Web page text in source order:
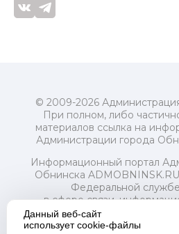
© 2009-2026
При полном, либо
материалов ссылка на
Администрации города
Информационный портал
Обнинска
Федеральной
в сфере связи,
и массовых коммуникаций
2018 года.
Данный веб-сайт
использует cookie-файлы